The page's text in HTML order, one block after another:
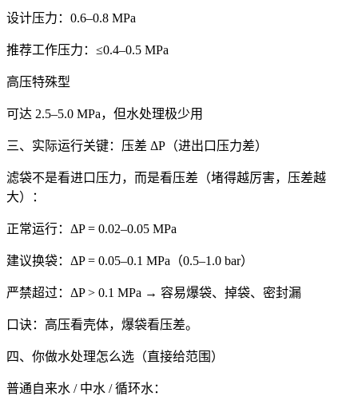
设计压力：0.6–0.8 MPa
推荐工作压力：≤0.4–0.5 MPa
高压特殊型
可达 2.5–5.0 MPa，但水处理极少用
三、实际运行关键：压差 ΔP（进出口压力差）
滤袋不是看进口压力，而是看压差（堵得越厉害，压差越
大）：
正常运行：ΔP = 0.02–0.05 MPa
建议换袋：ΔP = 0.05–0.1 MPa（0.5–1.0 bar）
严禁超过：ΔP > 0.1 MPa → 容易爆袋、掉袋、密封漏
口诀：高压看壳体，爆袋看压差。
四、你做水处理怎么选（直接给范围）
普通自来水 / 中水 / 循环水：